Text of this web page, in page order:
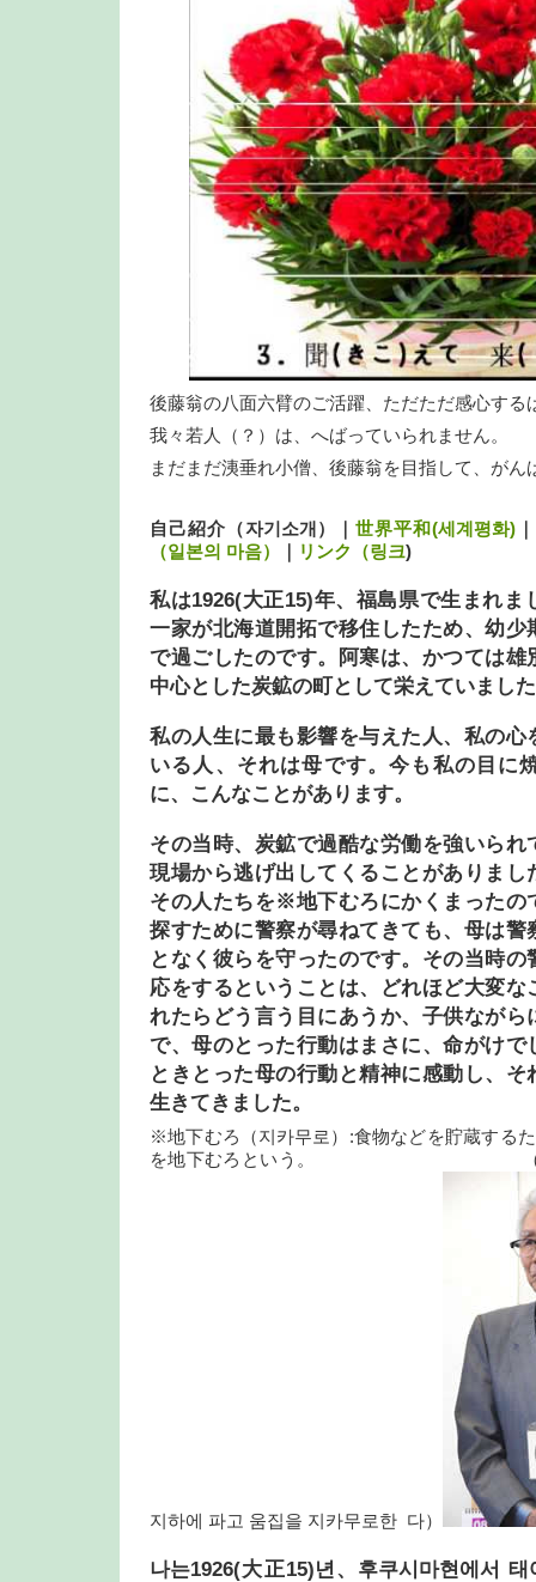
後藤翁の八面六臂のご活躍、ただただ感心する
我々若人（？）は、へばっていられません。
まだまだ洟垂れ小僧、後藤翁を目指して、がん
自己紹介（자기소개）｜世界平和(세계평화)｜
（일본의 마음）
リンク（링크)
私は1926(大正15)年、福島県で生まれま
一家が北海道開拓で移住したため、幼少
で過ごしたのです。阿寒は、かつては雄
中心とした炭鉱の町として栄えていまし
私の人生に最も影響を与えた人、私の心
いる人、それは母です。今も私の目に
に、こんなことがあります。
その当時、炭鉱で過酷な労働を強いられ
現場から逃げ出してくることがありまし
その人たちを※地下むろにかくまったの
探すために警察が尋ねてきても、母は警
となく彼らを守ったのです。その当時
応をするということは、どれほど大変な
れたらどう言う目にあうか、子供ながら
で、母のとった行動はまさに、命がけで
ときとった母の行動と精神に感動し、
生きてきました。
※地下むろ（지카무로）:食物などを貯蔵する
を地下むろという。 （음식 등
지하에 파고 움집을 지카무로한 다）
나는1926(大正15)년、후쿠시마현에서